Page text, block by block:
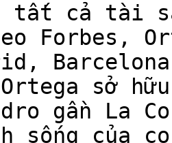
tất cả tài
Forbes,
Ortega sở
gần La
sống của